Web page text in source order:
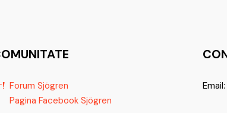
Forum Sjögren
Pagina Facebook Sjögren
Email: